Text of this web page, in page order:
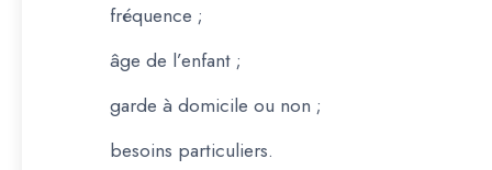
fréquence ;
âge de l’enfant ;
garde à domicile ou non ;
besoins particuliers.